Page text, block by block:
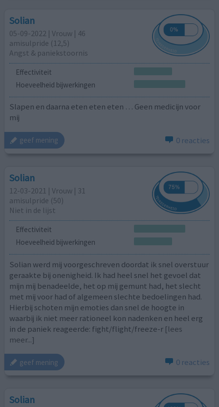
Solian
05-09-2022 | Vrouw | 46
amisulpride (12,5)
Angst & paniekstoornis
Effectiviteit
Hoeveelheid bijwerkingen
Slapen en daarna eten eten eten … Geen medicijn voor
mij
geef mening 0 reacties
Solian
12-03-2021 | Vrouw | 31
amisulpride (50)
Niet in de lijst
Effectiviteit
Hoeveelheid bijwerkingen
Solian werd mij voorgeschreven doordat ik snel overstuur
geraakte bij onenigheid. Ik had heel snel het gevoel dat
mijn mij benadeelde, het op mij gemunt had, het slecht
met mij voor had of algemeen slechte bedoelingen had.
Hierbij schoten mijn emoties dan snel de hoogte in
waarbij ik niet meer rationeel kon nadenken en heel erg
in de paniek reageerde: fight/flight/freeze-r [lees
meer...]
geef mening 0 reacties
Solian